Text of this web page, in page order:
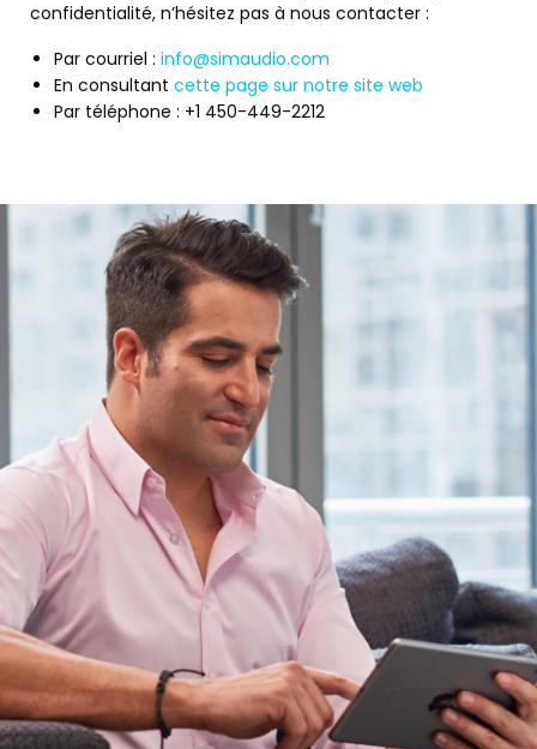
confidentialité, n’hésitez pas à nous contacter :
Par courriel : info@simaudio.com
En consultant cette page sur notre site web
Par téléphone : +1 450-449-2212